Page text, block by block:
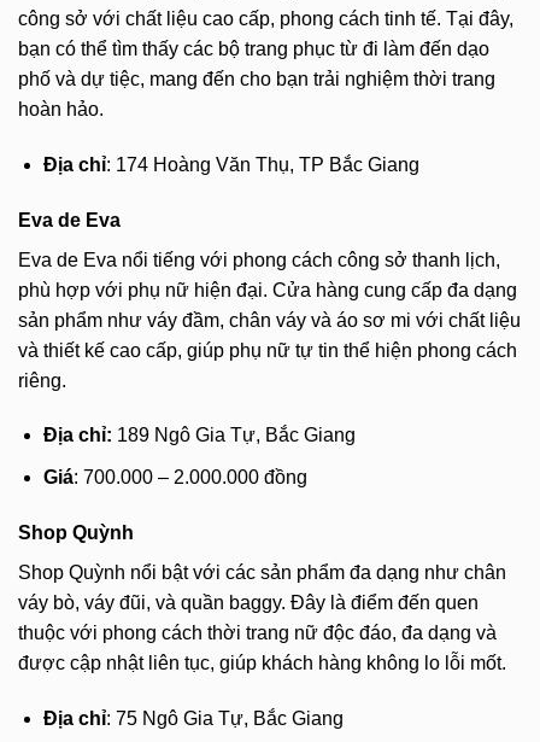
công sở với chất liệu cao cấp, phong cách tinh tế. Tại đây,
bạn có thể tìm thấy các bộ trang phục từ đi làm đến dạo
phố và dự tiệc, mang đến cho bạn trải nghiệm thời trang
hoàn hảo.
Địa chỉ: 174 Hoàng Văn Thụ, TP Bắc Giang
Eva de Eva
Eva de Eva nổi tiếng với phong cách công sở thanh lịch,
phù hợp với phụ nữ hiện đại. Cửa hàng cung cấp đa dạng
sản phẩm như váy đầm, chân váy và áo sơ mi với chất liệu
và thiết kế cao cấp, giúp phụ nữ tự tin thể hiện phong cách
riêng.
Địa chỉ: 189 Ngô Gia Tự, Bắc Giang
Giá: 700.000 – 2.000.000 đồng
Shop Quỳnh
Shop Quỳnh nổi bật với các sản phẩm đa dạng như chân
váy bò, váy đũi, và quần baggy. Đây là điểm đến quen
thuộc với phong cách thời trang nữ độc đáo, đa dạng và
được cập nhật liên tục, giúp khách hàng không lo lỗi mốt.
Địa chỉ: 75 Ngô Gia Tự, Bắc Giang